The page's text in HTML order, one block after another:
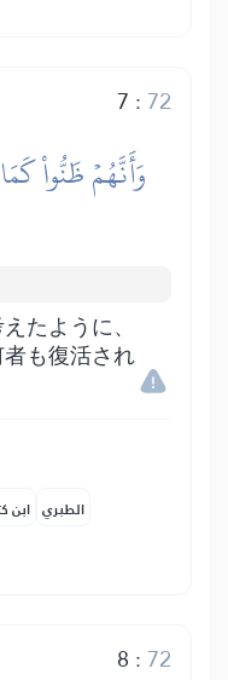
7 : 72
وَأَنَّهُمۡ ظَنُّواْ
たように、
も復活され
ابن الطبري
8 : 72